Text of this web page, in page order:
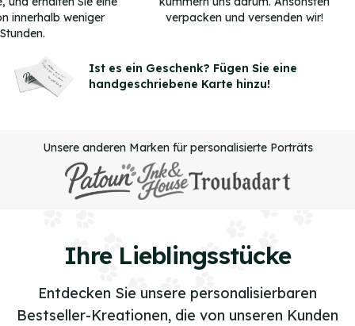
innerhalb weniger
Stunden.
verpacken und versenden wir!
Ist es ein Geschenk? Fügen Sie eine
handgeschriebene Karte hinzu!
Unsere anderen Marken für personalisierte Porträts
Ihre Lieblingsstücke
Entdecken Sie unsere personalisierbaren
Bestseller-Kreationen, die von unseren Kunden